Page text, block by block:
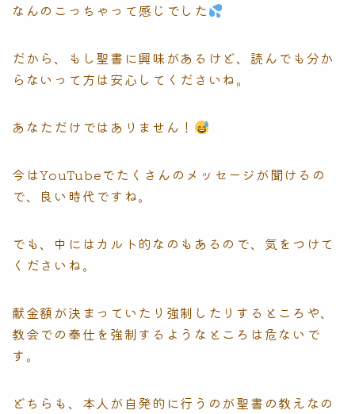
なんのこっちゃって感じでした
だから、もし聖書に興味があるけど、読んでも分か
らないって方は安心してくださいね。
あなただけではありません！
今はYouTubeでたくさんのメッセージが聞けるの
で、良い時代ですね。
でも、中にはカルト的なのもあるので、気をつけて
くださいね。
献金額が決まっていたり強制したりするところや、
教会での奉仕を強制するようなところは危ないで
す。
どちらも、本人が自発的に行うのが聖書の教えなの